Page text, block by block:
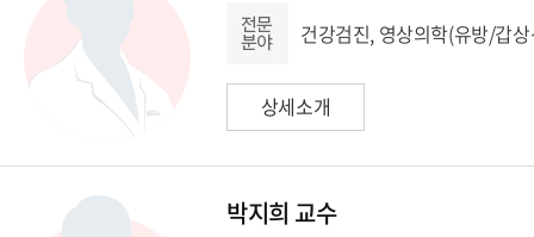
건강검진, 영상의학(유방/갑
상세소개
박지희 교수